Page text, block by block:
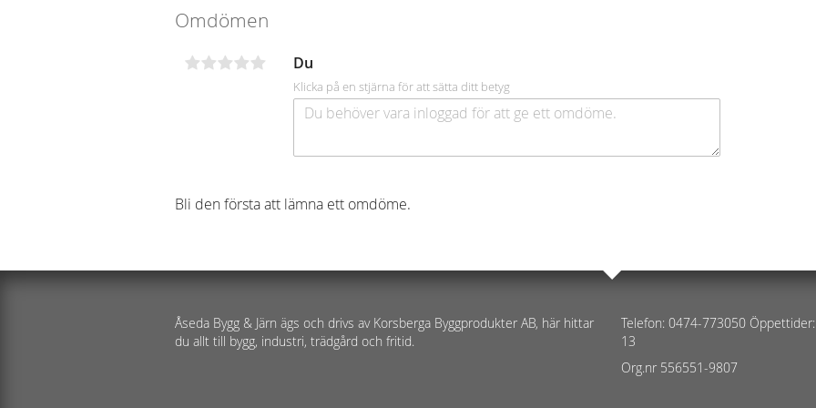
Omdömen
Du
Klicka på en stjärna för att sätta ditt betyg
Bli den första att lämna ett omdöme.
Åseda Bygg & Järn ägs och drivs av Korsberga Byggprodukter AB, här hittar
du allt till bygg, industri, trädgård och fritid.
Telefon: 0474-773050
13
Org.nr 556551-9807